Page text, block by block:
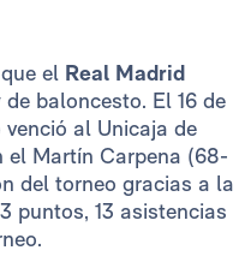
el Real Madrid
de baloncesto. El 16 de
al Unicaja de
el Martín Carpena (68-
del torneo gracias a la
puntos, 13 asistencias